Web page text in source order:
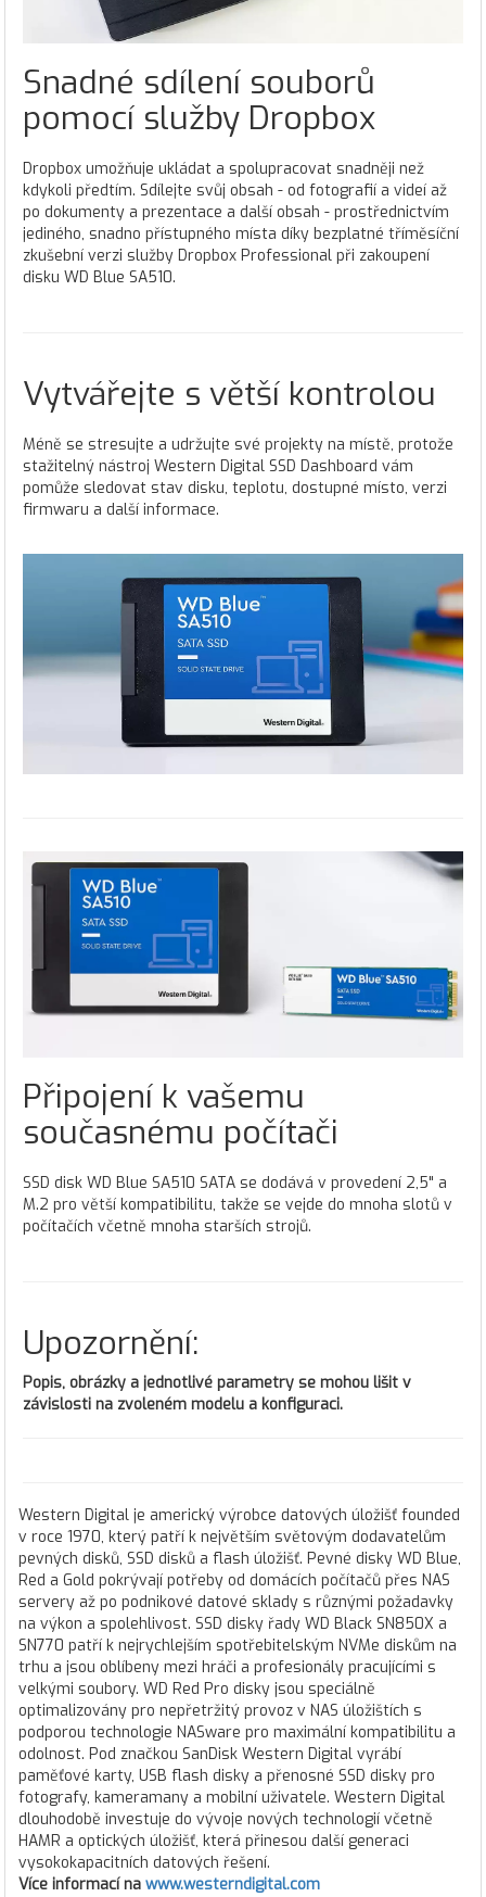
Snadné sdílení souborů
pomocí služby Dropbox
Dropbox umožňuje ukládat a spolupracovat snadněji než
kdykoli předtím. Sdílejte svůj obsah - od fotografií a videí až
po dokumenty a prezentace a další obsah - prostřednictvím
jediného, snadno přístupného místa díky bezplatné tříměsíční
zkušební verzi služby Dropbox Professional při zakoupení
disku WD Blue SA510.
Vytvářejte s větší kontrolou
Méně se stresujte a udržujte své projekty na místě, protože
stažitelný nástroj Western Digital SSD Dashboard vám
pomůže sledovat stav disku, teplotu, dostupné místo, verzi
firmwaru a další informace.
Připojení k vašemu
současnému počítači
SSD disk WD Blue SA510 SATA se dodává v provedení 2,5" a
M.2 pro větší kompatibilitu, takže se vejde do mnoha slotů v
počítačích včetně mnoha starších strojů.
Upozornění:
Popis, obrázky a jednotlivé parametry se mohou lišit v
závislosti na zvoleném modelu a konfiguraci.
Western Digital je americký výrobce datových úložišť founded
v roce 1970, který patří k největším světovým dodavatelům
pevných disků, SSD disků a flash úložišť. Pevné disky WD Blue,
Red a Gold pokrývají potřeby od domácích počítačů přes NAS
servery až po podnikové datové sklady s různými požadavky
na výkon a spolehlivost. SSD disky řady WD Black SN850X a
SN770 patří k nejrychlejším spotřebitelským NVMe diskům na
trhu a jsou oblíbeny mezi hráči a profesionály pracujícími s
velkými soubory. WD Red Pro disky jsou speciálně
optimalizovány pro nepřetržitý provoz v NAS úložištích s
podporou technologie NASware pro maximální kompatibilitu a
odolnost. Pod značkou SanDisk Western Digital vyrábí
paměťové karty, USB flash disky a přenosné SSD disky pro
fotografy, kameramany a mobilní uživatele. Western Digital
dlouhodobě investuje do vývoje nových technologií včetně
HAMR a optických úložišť, která přinesou další generaci
vysokokapacitních datových řešení.
Více informací na www.westerndigital.com